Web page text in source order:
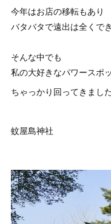
今年はお店の移転もあり
バタバタで遠出は全くで
そんな中でも
私の大好きなパワースポ
ちゃっかり回ってきまし
蚊屋島神社